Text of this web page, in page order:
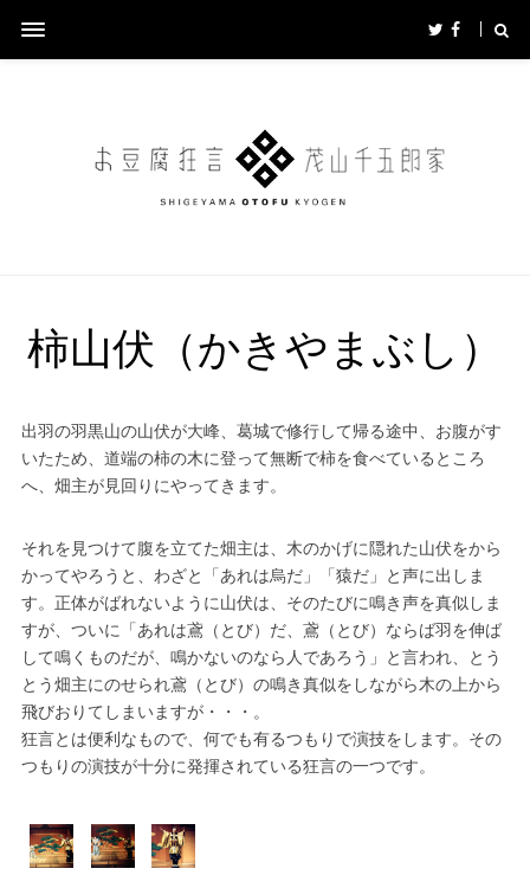
柿山伏（かきやまぶし）
出羽の羽黒山の山伏が大峰、葛城で修行して帰る途中、お腹がす
いたため、道端の柿の木に登って無断で柿を食べているところ
へ、畑主が見回りにやってきます。
それを見つけて腹を立てた畑主は、木のかげに隠れた山伏をから
かってやろうと、わざと「あれは烏だ」「猿だ」と声に出しま
す。正体がばれないように山伏は、そのたびに鳴き声を真似しま
すが、ついに「あれは鳶（とび）だ、鳶（とび）ならば羽を伸ば
して鳴くものだが、鳴かないのなら人であろう」と言われ、とう
とう畑主にのせられ鳶（とび）の鳴き真似をしながら木の上から
飛びおりてしまいますが・・・。
狂言とは便利なもので、何でも有るつもりで演技をします。その
つもりの演技が十分に発揮されている狂言の一つです。